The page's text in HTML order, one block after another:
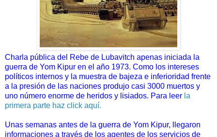
Charla pública del Rebe de Lubavitch apenas iniciada la
guerra de Yom Kipur en el año 1973. Como los intereses
políticos internos y la muestra de bajeza e inferioridad frente
a la presión de las naciones produjo casi 3000 muertos y
uno número enorme de heridos y lisiados. Para leer la
primera parte haz click aquí.
Unas semanas antes de la guerra de Yom Kipur, llegaron
informaciones a través de los agentes de los servicios de